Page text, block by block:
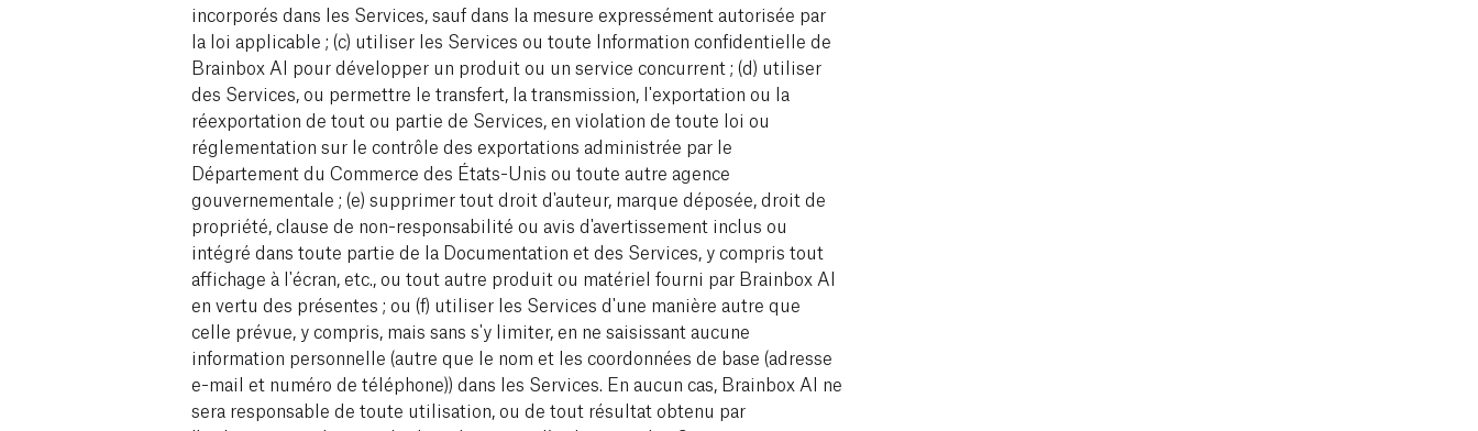
incorporés dans les Services, sauf dans la mesure expressément autorisée par
la loi applicable ; (c) utiliser les Services ou toute Information confidentielle de
Brainbox AI pour développer un produit ou un service concurrent ; (d) utiliser
des Services, ou permettre le transfert, la transmission, l'exportation ou la
réexportation de tout ou partie de Services, en violation de toute loi ou
réglementation sur le contrôle des exportations administrée par le
Département du Commerce des États-Unis ou toute autre agence
gouvernementale ; (e) supprimer tout droit d'auteur, marque déposée, droit de
propriété, clause de non-responsabilité ou avis d'avertissement inclus ou
intégré dans toute partie de la Documentation et des Services, y compris tout
affichage à l'écran, etc., ou tout autre produit ou matériel fourni par Brainbox AI
en vertu des présentes ; ou (f) utiliser les Services d'une manière autre que
celle prévue, y compris, mais sans s'y limiter, en ne saisissant aucune
information personnelle (autre que le nom et les coordonnées de base (adresse
e-mail et numéro de téléphone)) dans les Services. En aucun cas, Brainbox AI ne
sera responsable de toute utilisation, ou de tout résultat obtenu par